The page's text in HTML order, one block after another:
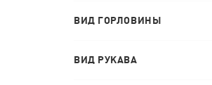
ВИД ГОРЛОВИНЫ
ВИД РУКАВА